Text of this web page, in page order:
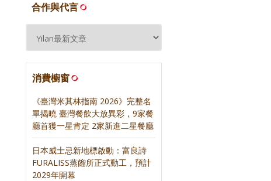
合作與代言
消費櫥窗
《臺灣米其林指南 2026》完整名
單揭曉 臺灣餐飲大放異彩，9家餐
廳首獲一星肯定 2家新進二星餐廳
日本威士忌新地標啟動：富良詩
FURALISS蒸餾所正式動工，預計
2029年開幕